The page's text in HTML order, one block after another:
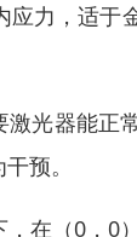
力，适于
光器能正
预。
在（0，0